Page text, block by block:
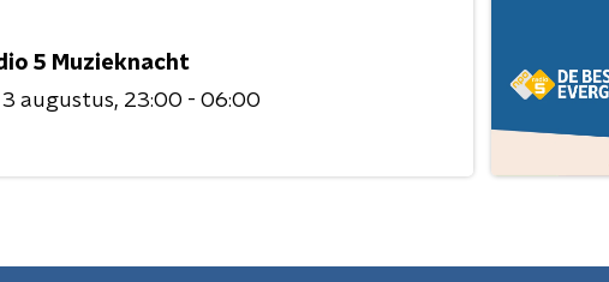
5 Muzieknacht
3 augustus 23:00 - 06:00